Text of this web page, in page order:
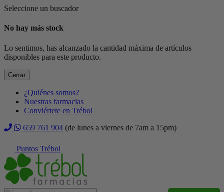
Seleccione un buscador
No hay más stock
Lo sentimos, has alcanzado la cantidad máxima de artículos
disponibles para este producto.
Cerrar
¿Quiénes somos?
Nuestras farmacias
Conviértete en Trébol
659 761 904 (de lunes a viernes de 7am a 15pm)
Puntos Trébol